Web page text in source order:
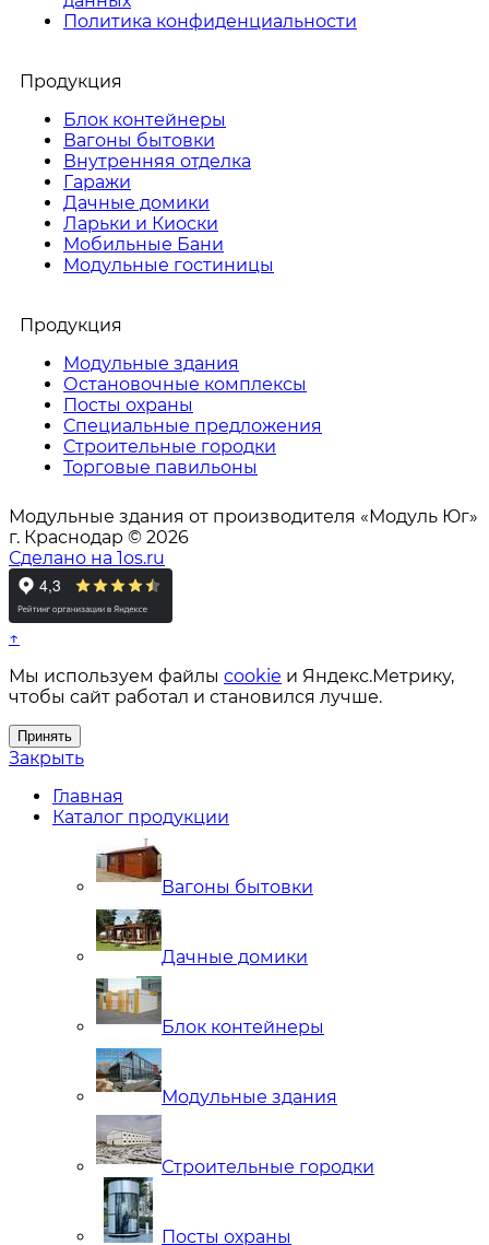
Политика конфиденциальности
Продукция
Блок контейнеры
Вагоны бытовки
Внутренняя отделка
Гаражи
Дачные домики
Ларьки и Киоски
Мобильные Бани
Модульные гостиницы
Продукция
Модульные здания
Остановочные комплексы
Посты охраны
Специальные предложения
Строительные городки
Торговые павильоны
Модульные здания от производителя «Модуль Юг»
г. Краснодар © 2026
Сделано на 1os.ru
↑
Мы используем файлы cookie и Яндекс.Метрику,
чтобы сайт работал и становился лучше.
Принять
Закрыть
Главная
Каталог продукции
Вагоны бытовки
Дачные домики
Блок контейнеры
Модульные здания
Строительные городки
Посты охраны